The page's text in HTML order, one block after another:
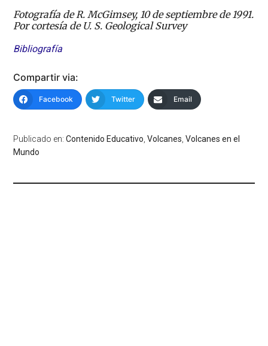
Fotografía de R. McGimsey, 10 de septiembre de 1991.
Por cortesía de U. S. Geological Survey
Bibliografía
Compartir via:
Facebook Twitter Email
Publicado en:Contenido Educativo ,Volcanes ,Volcanes en el
Mundo